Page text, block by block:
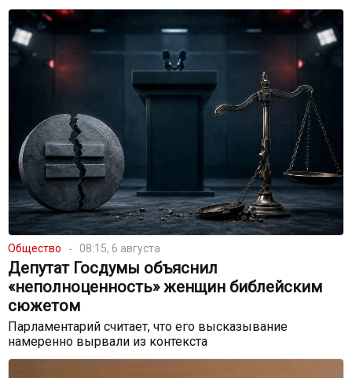
Общество 08:15, 6 августа
Депутат Госдумы объяснил
«неполноценность» женщин библейским
сюжетом
Парламентарий считает, что его высказывание
намеренно вырвали из контекста